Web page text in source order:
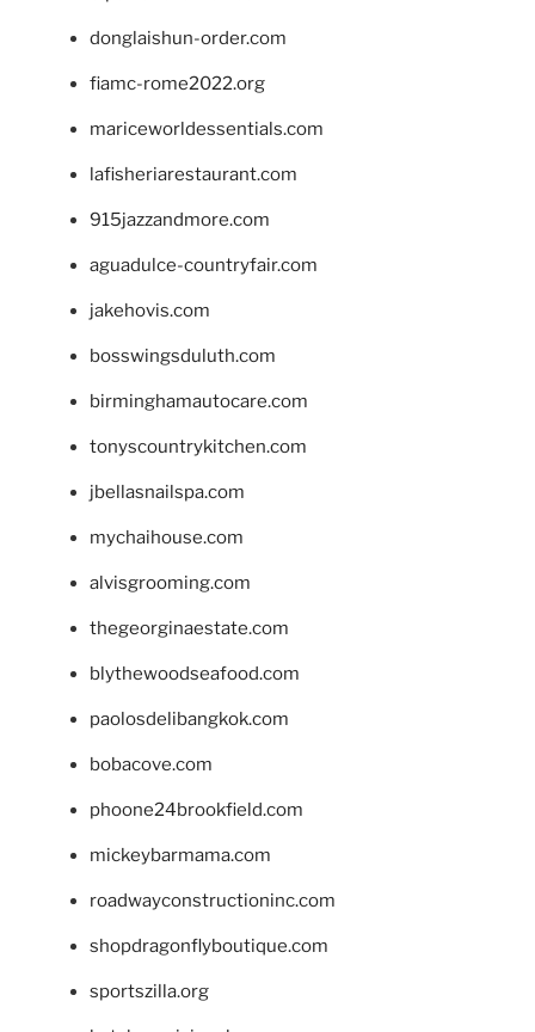
donglaishun-order.com
fiamc-rome2022.org
mariceworldessentials.com
lafisheriarestaurant.com
915jazzandmore.com
aguadulce-countryfair.com
jakehovis.com
bosswingsduluth.com
birminghamautocare.com
tonyscountrykitchen.com
jbellasnailspa.com
mychaihouse.com
alvisgrooming.com
thegeorginaestate.com
blythewoodseafood.com
paolosdelibangkok.com
bobacove.com
phoone24brookfield.com
mickeybarmama.com
roadwayconstructioninc.com
shopdragonflyboutique.com
sportszilla.org